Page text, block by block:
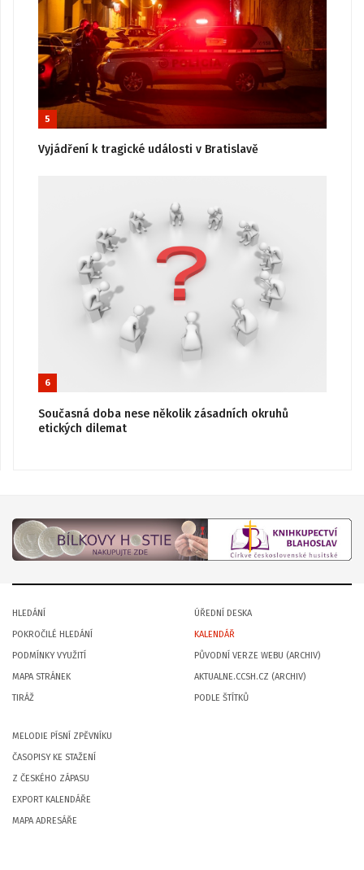
5
Vyjádření k tragické události v Bratislavě
6
Současná doba nese několik zásadních okruhů
etických dilemat
HLEDÁNÍ
POKROČILÉ HLEDÁNÍ
PODMÍNKY VYUŽITÍ
MAPA STRÁNEK
TIRÁŽ
ÚŘEDNÍ DESKA
KALENDÁŘ
PŮVODNÍ VERZE WEBU (ARCHIV)
AKTUALNE.CCSH.CZ (ARCHIV)
PODLE ŠTÍTKŮ
MELODIE PÍSNÍ ZPĚVNÍKU
ČASOPISY KE STAŽENÍ
Z ČESKÉHO ZÁPASU
EXPORT KALENDÁŘE
MAPA ADRESÁŘE